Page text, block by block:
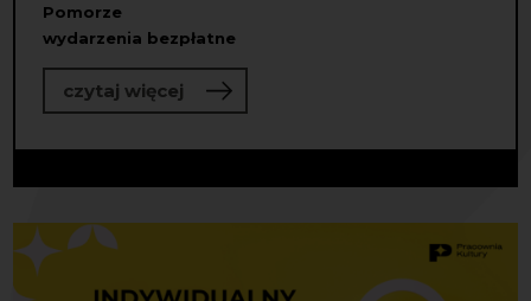
Pomorze
wydarzenia bezpłatne
czytaj więcejo Nabór partnerstw lokalnych –